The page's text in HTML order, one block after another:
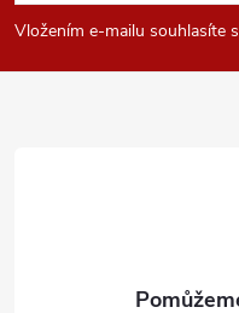
p
a
Vložením e-mailu souhlasíte s